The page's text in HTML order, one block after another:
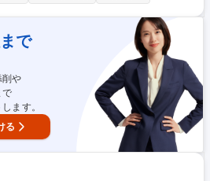
達成■担当顧客への営業活動、関係構築、
管理 【当社について】■歯科医療に関する
ローバルメーカーです。2200の特許を持
に先端の歯科医療技術を追い求めてきまし
歯科医師様も多い歯科医療製品を販売して
で
削や
で
ます。
る